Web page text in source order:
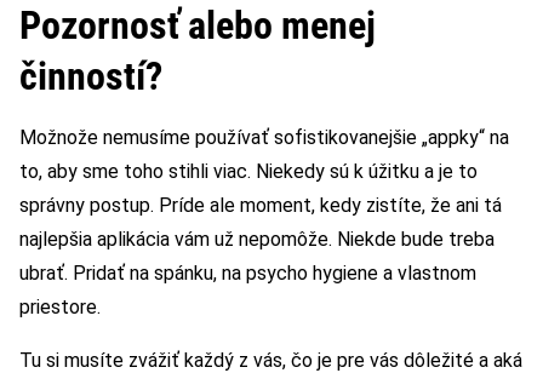
Pozornosť alebo menej
činností?
Možnože nemusíme používať sofistikovanejšie „appky“ na
to, aby sme toho stihli viac. Niekedy sú k úžitku a je to
správny postup. Príde ale moment, kedy zistíte, že ani tá
najlepšia aplikácia vám už nepomôže. Niekde bude treba
ubrať. Pridať na spánku, na psycho hygiene a vlastnom
priestore.
Tu si musíte zvážiť každý z vás, čo je pre vás dôležité a aká